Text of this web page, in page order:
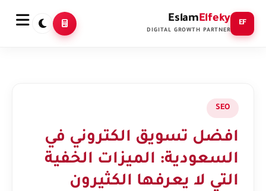
EF
EslamElfeky
DIGITAL GROWTH PARTNER
SEO
افضل تسويق الكتروني في
السعودية: الميزات الخفية
التي لا يعرفها الكثيرون